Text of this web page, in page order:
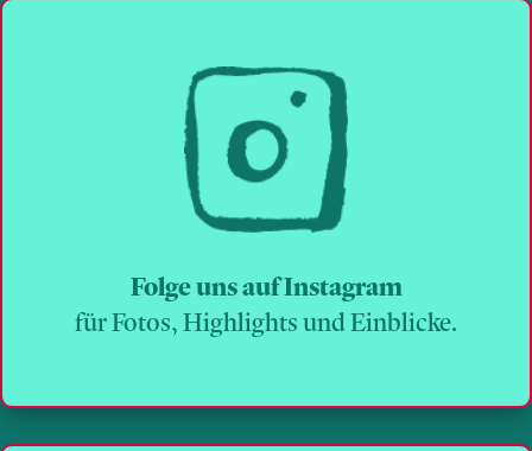
Folge uns auf Instagram
für Fotos, Highlights und Einblicke.